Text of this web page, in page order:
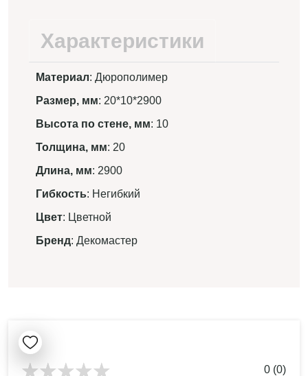
Характеристики
Материал: Дюрополимер
Размер, мм: 20*10*2900
Высота по стене, мм: 10
Толщина, мм: 20
Длина, мм: 2900
Гибкость: Негибкий
Цвет: Цветной
Бренд: Декомастер
0 (0)